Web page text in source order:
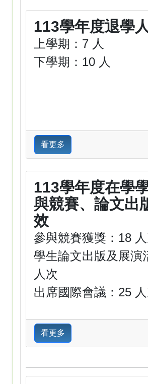
113學年度退學
上學期：7 人
下學期：10 人
看更多
113學年度在學
與競賽、論文出
效
參與競賽獲獎：18
學生論文出版及展演
人次
出席國際會議：25
看更多